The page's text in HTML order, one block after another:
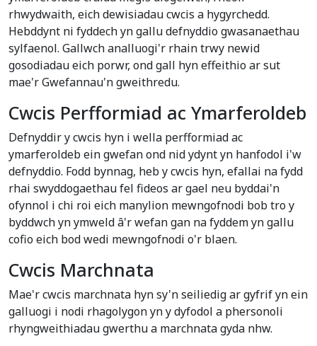
rhwydwaith, eich dewisiadau cwcis a hygyrchedd.
Hebddynt ni fyddech yn gallu defnyddio gwasanaethau
sylfaenol. Gallwch analluogi'r rhain trwy newid
gosodiadau eich porwr, ond gall hyn effeithio ar sut
mae'r Gwefannau'n gweithredu.
Cwcis Perfformiad ac Ymarferoldeb
Defnyddir y cwcis hyn i wella perfformiad ac
ymarferoldeb ein gwefan ond nid ydynt yn hanfodol i'w
defnyddio. Fodd bynnag, heb y cwcis hyn, efallai na fydd
rhai swyddogaethau fel fideos ar gael neu byddai'n
ofynnol i chi roi eich manylion mewngofnodi bob tro y
byddwch yn ymweld â'r wefan gan na fyddem yn gallu
cofio eich bod wedi mewngofnodi o'r blaen.
Cwcis Marchnata
Mae'r cwcis marchnata hyn sy'n seiliedig ar gyfrif yn ein
galluogi i nodi rhagolygon yn y dyfodol a phersonoli
rhyngweithiadau gwerthu a marchnata gyda nhw.